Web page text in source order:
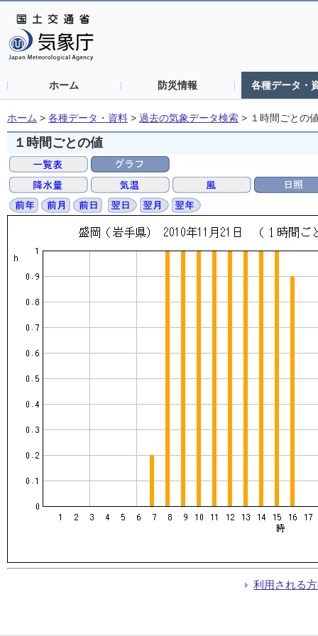
ホーム 防災情報 各種データ・
ホーム > 各種データ・資料 > 過去の気象データ検索 > １時間ごとの
１時間ごとの値
利用される